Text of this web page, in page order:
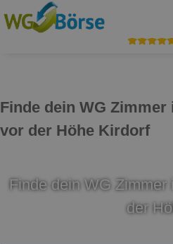
Finde dein WG
vor der Höhe Kirdorf
Finde dein WG
der